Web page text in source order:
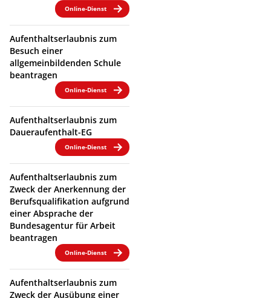
Online-Dienst
Aufenthaltserlaubnis zum
Besuch einer
allgemeinbildenden Schule
beantragen
Online-Dienst
Aufenthaltserlaubnis zum
Daueraufenthalt-EG
Online-Dienst
Aufenthaltserlaubnis zum
Zweck der Anerkennung der
Berufsqualifikation aufgrund
einer Absprache der
Bundesagentur für Arbeit
beantragen
Online-Dienst
Aufenthaltserlaubnis zum
Zweck der Ausübung einer